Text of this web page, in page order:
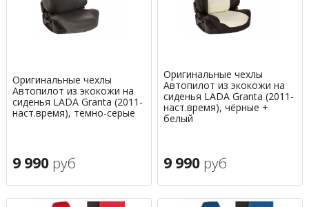
Оригинальные чехлы
Автопилот из экокожи на
сиденья LADA Granta (2011-
наст.время), тёмно-серые
9 990 руб
Оригинальные чехлы
Автопилот из экокожи на
сиденья LADA Granta (2011-
наст.время), чёрные +
белый
9 990 руб